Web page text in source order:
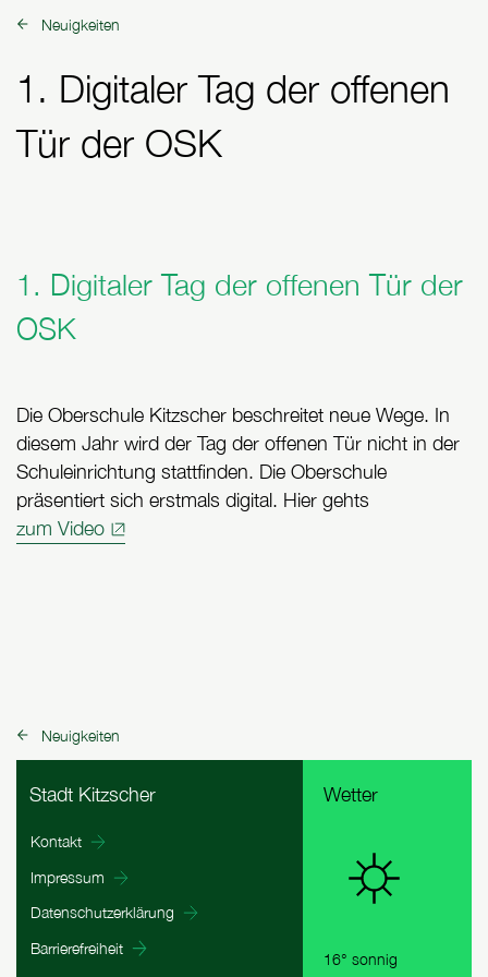
zurück zu:
Neuigkeiten
1. Digitaler Tag der offenen
Tür der OSK
1. Digitaler Tag der offenen Tür der
OSK
Die Oberschule Kitzscher beschreitet neue Wege. In
diesem Jahr wird der Tag der offenen Tür nicht in der
Schuleinrichtung stattfinden. Die Oberschule
präsentiert sich erstmals digital. Hier gehts
zum Video
zurück zu:
Neuigkeiten
Fußbereich Informationen
Stadt Kitzscher
Kontakt
Impressum
Datenschutzerklärung
Barrierefreiheit
Wetter
16° sonnig